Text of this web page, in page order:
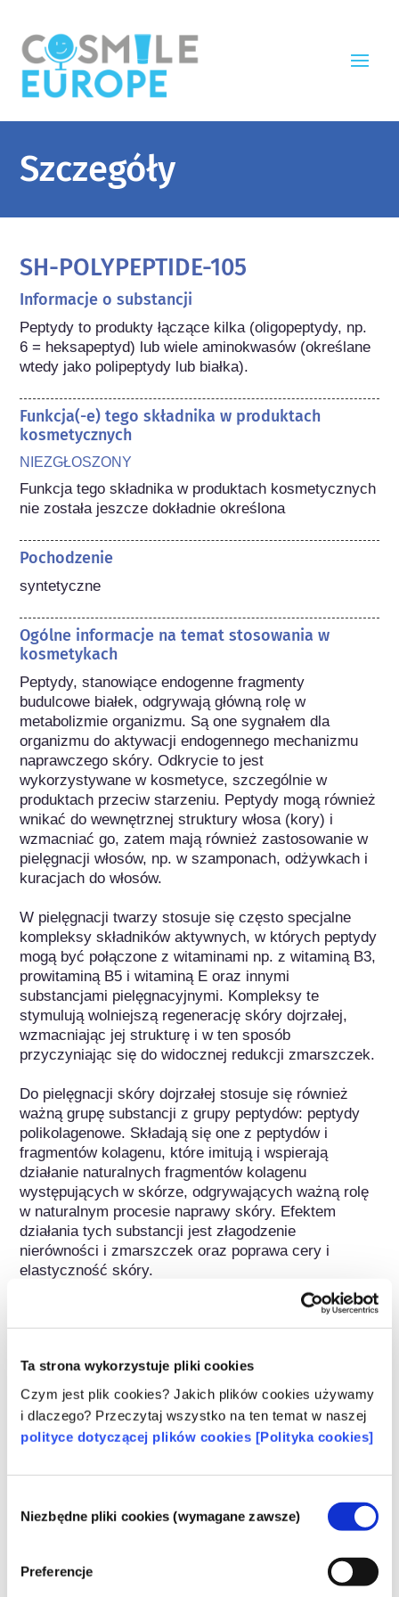
Ta strona wykorzystuje pliki cookies
Czym jest plik cookies? Jakich plików cookies używamy
i dlaczego? Przeczytaj wszystko na ten temat w naszej
polityce dotyczącej plików cookies [Polityka cookies]
zgody
Niezbędne pliki cookies (wymagane zawsze)
Preferencje
Szczegóły
SH-POLYPEPTIDE-105
Informacje o substancji
Peptydy to produkty łączące kilka (oligopeptydy, np.
6 = heksapeptyd) lub wiele aminokwasów (określane
wtedy jako polipeptydy lub białka).
Funkcja(-e) tego składnika w produktach
kosmetycznych
NIEZGŁOSZONY
Funkcja tego składnika w produktach kosmetycznych
nie została jeszcze dokładnie określona
Pochodzenie
syntetyczne
Ogólne informacje na temat stosowania w
kosmetykach
Peptydy, stanowiące endogenne fragmenty
budulcowe białek, odgrywają główną rolę w
metabolizmie organizmu. Są one sygnałem dla
organizmu do aktywacji endogennego mechanizmu
naprawczego skóry. Odkrycie to jest
wykorzystywane w kosmetyce, szczególnie w
produktach przeciw starzeniu. Peptydy mogą również
wnikać do wewnętrznej struktury włosa (kory) i
wzmacniać go, zatem mają również zastosowanie w
pielęgnacji włosów, np. w szamponach, odżywkach i
kuracjach do włosów.
W pielęgnacji twarzy stosuje się często specjalne
kompleksy składników aktywnych, w których peptydy
mogą być połączone z witaminami np. z witaminą B3,
prowitaminą B5 i witaminą E oraz innymi
substancjami pielęgnacyjnymi. Kompleksy te
stymulują wolniejszą regenerację skóry dojrzałej,
wzmacniając jej strukturę i w ten sposób
przyczyniając się do widocznej redukcji zmarszczek.
Do pielęgnacji skóry dojrzałej stosuje się również
ważną grupę substancji z grupy peptydów: peptydy
polikolagenowe. Składają się one z peptydów i
fragmentów kolagenu, które imitują i wspierają
działanie naturalnych fragmentów kolagenu
występujących w skórze, odgrywających ważną rolę
w naturalnym procesie naprawy skóry. Efektem
działania tych substancji jest złagodzenie
nierówności i zmarszczek oraz poprawa cery i
elastyczność skóry.
prawnym. Należy pamiętać, że w przypadku
składników kosmetycznych, poza UE mogą
obowiązywać inne przepisy.
Poznaj swoje kosmetyki
bezpieczeństwo kosmetyków w Europie?